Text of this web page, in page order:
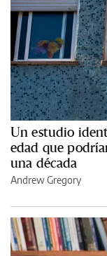
Un estudio
edad que
una década
Andrew Gregory